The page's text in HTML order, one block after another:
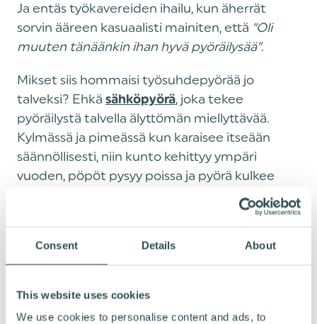
Consent Details About
This website uses cookies
We use cookies to personalise content and ads, to
Ja entäs työkavereiden ihailu, kun äherrät
sorvin ääreen kasuaalisti mainiten, että “Oli
muuten tänäänkin ihan hyvä pyöräilysää”.
‍Mikset siis hommaisi työsuhdepyörää jo
talveksi? Ehkä sähköpyörä, joka tekee
pyöräilystä talvella älyttömän miellyttävää.
Kylmässä ja pimeässä kun karaisee itseään
säännöllisesti, niin kunto kehittyy ympäri
vuoden, pöpöt pysyy poissa ja pyörä kulkee
seuraavana kesänä kevyemmin kuin koskaan.
Lukaise tästä talvipyöräilyn 7 sääntöä, joita
noudattamalla saat touhusta taatusti hauskaa